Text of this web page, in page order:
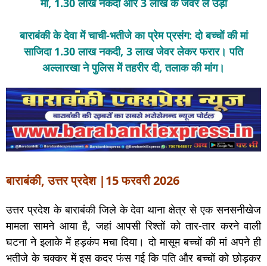
मां, 1.30 लाख नकदी और 3 लाख के जेवर ले उड़ीं
बाराबंकी के देवा में चाची-भतीजे का प्रेम प्रसंग: दो बच्चों की मां
साजिदा 1.30 लाख नकदी, 3 लाख जेवर लेकर फरार। पति
अल्लारखा ने पुलिस में तहरीर दी, तलाक की मांग।
बाराबंकी, उत्तर प्रदेश |15 फरवरी 2026
उत्तर प्रदेश के बाराबंकी जिले के देवा थाना क्षेत्र से एक सनसनीखेज
मामला सामने आया है, जहां आपसी रिश्तों को तार-तार करने वाली
घटना ने इलाके में हड़कंप मचा दिया। दो मासूम बच्चों की मां अपने ही
भतीजे के चक्कर में इस कदर फंस गई कि पति और बच्चों को छोड़कर